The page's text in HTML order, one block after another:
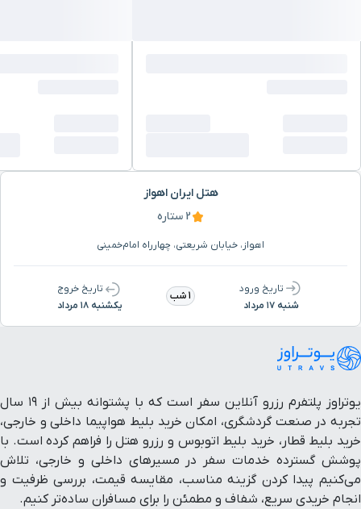
هتل ایران اهواز
2 ستاره
اهواز، خیابان شریعتی، چهارراه امام‌خمینی
تاریخ ورود
شنبه ۱۷ مرداد
1 شب
تاریخ خروج
یکشنبه ۱۸ مرداد
یوتراوز پلتفرم رزرو آنلاین سفر است که با پشتوانه بیش از ۱۹ سال
تجربه در صنعت گردشگری، امکان خرید بلیط هواپیما داخلی و خارجی،
خرید بلیط قطار، خرید بلیط اتوبوس و رزرو هتل را فراهم کرده است. با
پوشش گسترده خدمات سفر در مسیرهای داخلی و خارجی، تلاش
می‌کنیم پیدا کردن گزینه مناسب، مقایسه قیمت، بررسی ظرفیت و
انجام خریدی سریع، شفاف و مطمئن را برای مسافران ساده‌تر کنیم.